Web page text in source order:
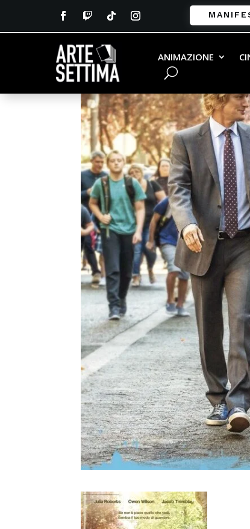
ANIMAZIONE
Wonder Copertina
daAndrea Martelli Gen 2, 2018